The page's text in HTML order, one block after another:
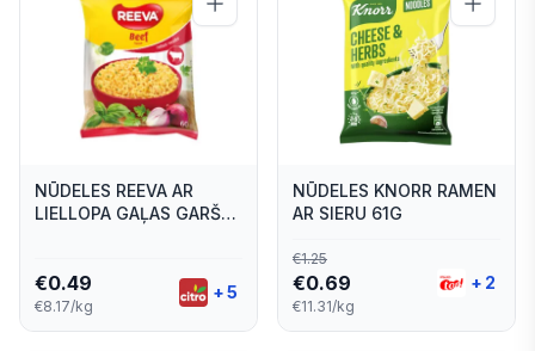
NŪDELES REEVA AR
LIELLOPA GAĻAS GARŠU
€0.49
€8.17/kg
+5
NŪDELES KNORR RAMEN
AR SIERU 61G
€1.25
€0.69
€11.31/kg
+ 2